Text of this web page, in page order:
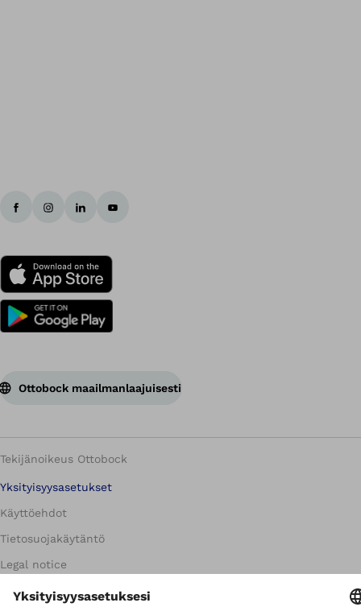
Ottobock maailmanlaajuisesti
Tekijänoikeus Ottobock
Yksityisyysasetukset
Käyttöehdot
Tietosuojakäytäntö
Legal notice
Corporate Home